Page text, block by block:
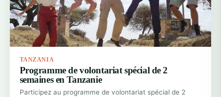
TANZANIA
Programme de volontariat spécial de 2
semaines en Tanzanie
Participez au programme de volontariat spécial de 2